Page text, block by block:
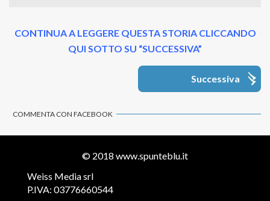
CONTINUA A LEGGERE QUESTA STORIA CLICCANDO
QUI SOTTO SU “SUCCESSIVA”
Successiva
COMMENTA CON FACEBOOK
© 2018 www.spunteblu.it
Weiss Media srl
P.IVA: 03776660544